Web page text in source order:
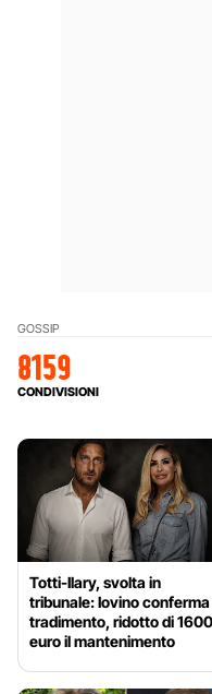
GOSSIP
8159
CONDIVISIONI
Totti-Ilary, svolta in
tribunale: Iovino conferma
tradimento, ridotto di 1600
euro il mantenimento